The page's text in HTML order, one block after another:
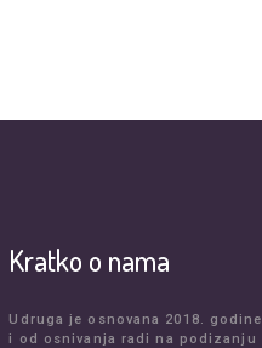
Kratko o nama
Udruga je osnovana 2018. godine
i od osnivanja radi na podizanju